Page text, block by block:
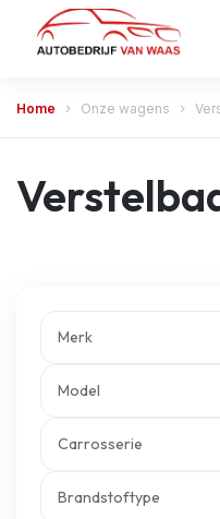
Home Onze wagens
Merk
Model
Carrosserie
Brandstoftype